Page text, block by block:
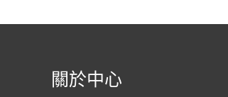
驗
關於中心